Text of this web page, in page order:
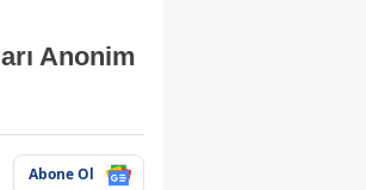
Anonim
Abone Ol